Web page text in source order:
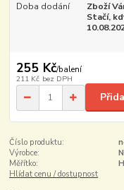
Doba dodání
Zboží
Stačí,
255 Kč/balení
211 Kč bez DPH
Číslo produktu:
Výrobce:
Měřítko:
Hlídat cenu / dostupnost